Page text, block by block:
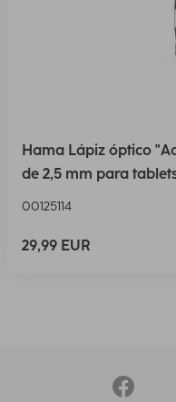
Hama Lápiz óptico
de 2,5 mm para
00125114
29,99 EUR